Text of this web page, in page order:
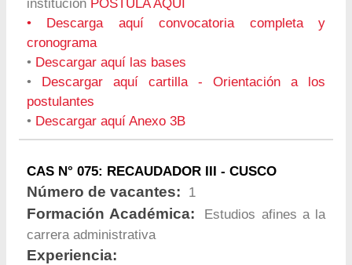
institución POSTULA AQUÍ
•
Descarga aquí convocatoria completa y
cronograma
• Descargar aquí las bases
•
Descargar aquí cartilla - Orientación a los
postulantes
• Descargar aquí Anexo 3B
CAS N° 075: RECAUDADOR III - CUSCO
Número de vacantes: 1
Formación Académica:
Estudios afines a la
carrera administrativa
Experiencia: